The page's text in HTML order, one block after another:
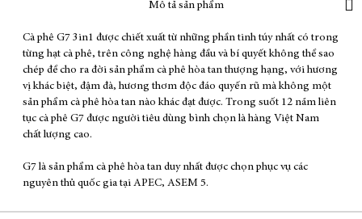
Mô tả sản phẩm
Cà phê G7 3in1 được chiết xuất từ những phần tinh túy nhất có trong
từng hạt cà phê, trên công nghệ hàng đầu và bí quyết không thể sao
chép để cho ra đời sản phẩm cà phê hòa tan thượng hạng, với hương
vị khác biệt, đậm đà, hương thơm độc đáo quyến rũ mà không một
sản phẩm cà phê hòa tan nào khác đạt được. Trong suốt 12 năm liên
tục cà phê G7 được người tiêu dùng bình chọn là hàng Việt Nam
chất lượng cao.
G7 là sản phẩm cà phê hòa tan duy nhất được chọn phục vụ các
nguyên thủ quốc gia tại APEC, ASEM 5.